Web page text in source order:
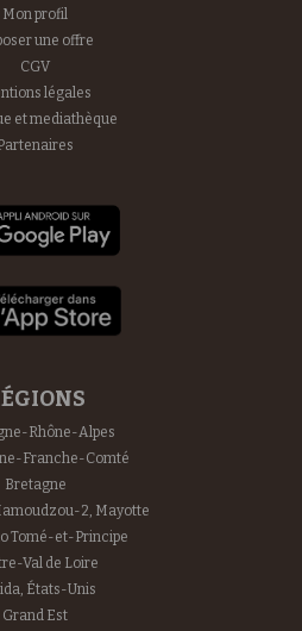
Mon profil
une offre
CGV
légales
et mediathèque
Rhône-Alpes
Franche-Comté
Bretagne
2, Mayotte
Tomé-et-Principe
Val de Loire
États-Unis
Grand Est